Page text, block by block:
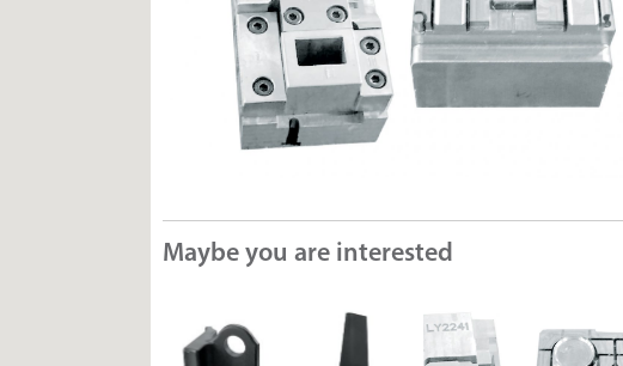
Maybe you are interested